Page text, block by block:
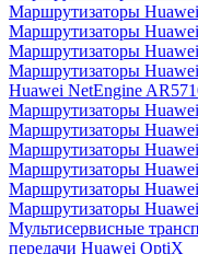
Маршрутизаторы
Маршрутизаторы
Маршрутизаторы
Маршрутизаторы
Huawei NetEngine
Маршрутизаторы
Маршрутизаторы
Маршрутизаторы
Маршрутизаторы
Маршрутизаторы
Маршрутизаторы
Мультисервисные
передачи Huawei OptiX